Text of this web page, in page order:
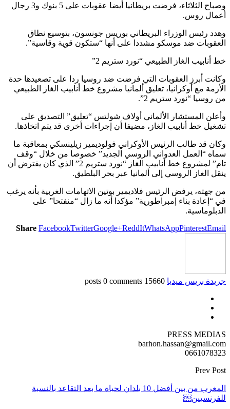
وصباح الثلاثاء، فرضت بريطانيا أيضا عقوبات على 5 بنوك و3 رجال
أعمال روس.
وهدد رئيس الوزراء البريطاني بوريس جونسون، بتوسيع نطاق
العقوبات ضد موسكو مشددا على أنها “ستكون قوية وقاسية”.
خط أنابيب الغاز الطبيعي “نورد ستريم 2”
وكانت أبرز العقوبات التي فرضت ضد روسيا ردا على تصعيدها حدة
الأزمة مع أوكرانيا، تعليق ألمانيا مشروع خط أنابيب الغاز الطبيعي
من روسيا “نورد ستريم 2”.
وأعلن المستشار الألماني أولاف شولتس “تعليق” التصديق على
تشغيل خط أنابيب الغاز، مضيفا أن إجراءات أخرى قد يتم اتخاذها.
وكان قد طالب الرئيس الأوكراني فولوديمير زيلينسكي بمعاقبة ما
سماه “العمل العدواني الروسي الجديد” خصوصا من خلال “وقف
تام” لمشروع خط أنابيب الغاز “نورد ستريم 2” الذي كان يفترض أن
ينقل الغاز الروسي إلى ألمانيا عبر بحر البلطيق.
من جهته، يرفض الرئيس فلاديمير بوتين الاتهامات الغربية بأنه يرغب
في “إعادة بناء إمبراطورية” مؤكدا أنه ما زال “منفتحا” على
الدبلوماسية.
Share FacebookTwitterGoogle+ReddItWhatsAppPinterestEmail
جريدة بريس ميديا 15660 posts
0 comments
PRESS MEDIAS
barhon.hassan@gmail.com
0661078323
Prev Post
المغرب من بين أفضل 10 بلدان لحياة ما بعد التقاعد بالنسبة
للفرنسيين￼